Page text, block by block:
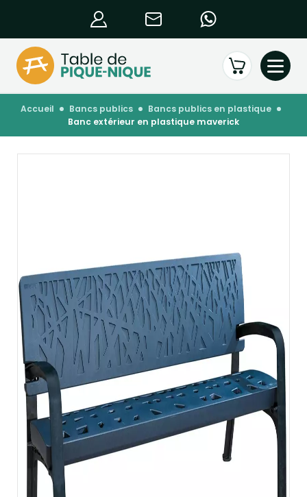
accueil bancs publics
bancs publics en plastique
banc extérieur en plastique maverick